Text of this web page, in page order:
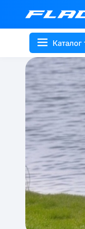
Каталог